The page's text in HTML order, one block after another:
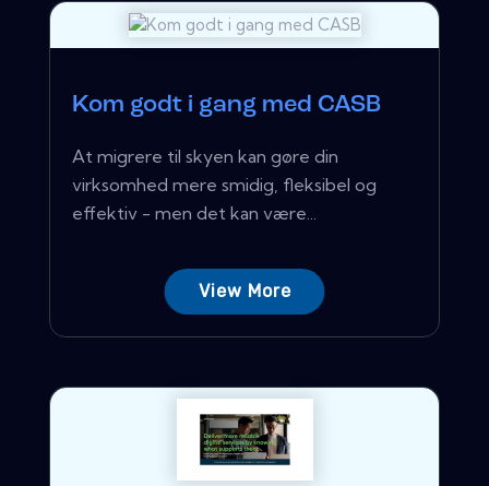
Kom godt i gang med CASB
At migrere til skyen kan gøre din
virksomhed mere smidig, fleksibel og
effektiv - men det kan være...
View More